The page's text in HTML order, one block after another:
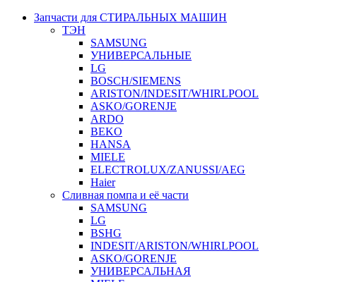
Запчасти для СТИРАЛЬНЫХ МАШИН
ТЭН
SAMSUNG
УНИВЕРСАЛЬНЫЕ
LG
BOSCH/SIEMENS
ARISTON/INDESIT/WHIRLPOOL
ASKO/GORENJE
ARDO
BEKO
HANSA
MIELE
ELECTROLUX/ZANUSSI/AEG
Haier
Сливная помпа и её части
SAMSUNG
LG
BSHG
INDESIT/ARISTON/WHIRLPOOL
ASKO/GORENJE
УНИВЕРСАЛЬНАЯ